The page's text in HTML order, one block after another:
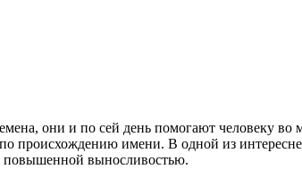
они и по сей день помогают человеку во
происхождению имени. В одной из
повышенной выносливостью.